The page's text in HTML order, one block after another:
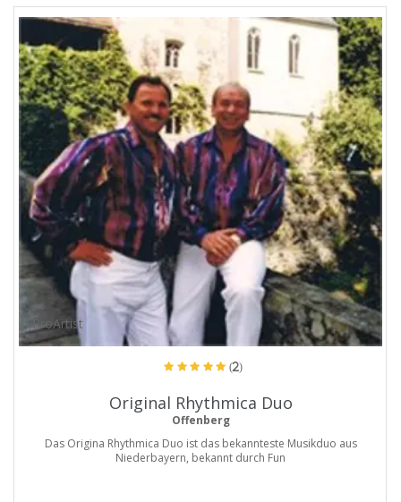
ProArtist
(2)
Original Rhythmica Duo
Offenberg
Das Origina Rhythmica Duo ist das bekannteste Musikduo aus
Niederbayern, bekannt durch Fun